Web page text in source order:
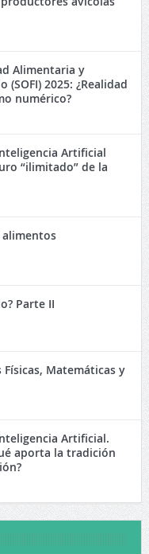
Alimentaria y
2025: ¿Realidad
numérico?
Artificial
“ilimitado” de la
alimentos
Parte II
Físicas, Matemáticas y
Artificial.
aporta la tradición